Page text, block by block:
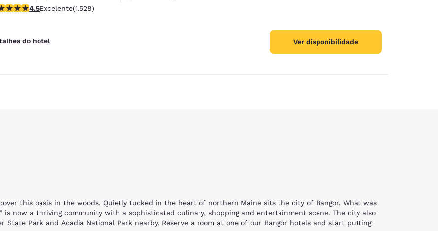
4.54 estrelas. Excelente. 1528 avaliações
4.5Excelente(1.528)
do hotel Ver disponibilidade
this oasis in the woods. Quietly tucked in the heart of northern Maine sits the city of Bangor. What was
is now a thriving community with a sophisticated culinary, shopping and entertainment scene. The city also
State Park and Acadia National Park nearby. Reserve a room at one of our Bangor hotels and start putting